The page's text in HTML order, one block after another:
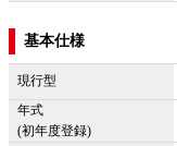
基本仕様
現行型
年式
(初年度登録)